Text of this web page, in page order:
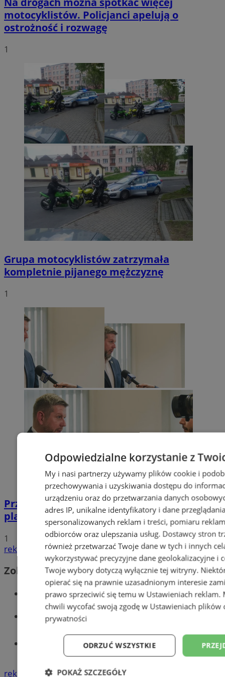
motocyklistów. Policjanci apelują o
ostrożność i rozwagę
1
Grupa motocyklistów zatrzymała
kompletnie pijanego mężczyznę
1
Przyszłość Wodzisławia Śląskiego:
planowane inwestycje na 2025 rok
1
reklama
Zobacz również
Wiadomości kryminalne w Wodzisławiu
Wiadomości lokalne
Tworzenie stron www - Wodzisław
reklama
Odpowiedzialne korzystanie z
My i nasi partnerzy używamy plików cookie i
przechowywania i uzyskiwania dostępu do
urządzeniu oraz do przetwarzania danych
adres IP, unikalne identyfikatory i dane
spersonalizowanych reklam i treści, pomiaru
odbiorców oraz ulepszania usług. Dostawcy stron
również przetwarzać Twoje dane w tych i innych
wykorzystywać precyzyjne dane geolokalizacyjne i
Twoje wybory dotyczą wyłącznie tej witryny.
opierać się na prawnie uzasadnionym interesie
prawo sprzeciwić się temu w Ustawieniach reklam.
chwili wycofać swoją zgodę w Ustawieniach plików
prywatności
ODRZUĆ WSZYSTKIE
POKAŻ SZCZEGÓŁY